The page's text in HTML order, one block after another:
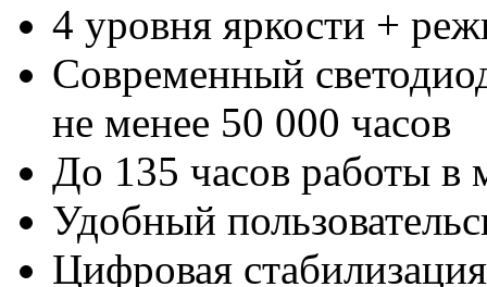
4 уровня яркости +
Современный
не менее 50 000 часов
До 135 часов работы
Удобный
Цифровая